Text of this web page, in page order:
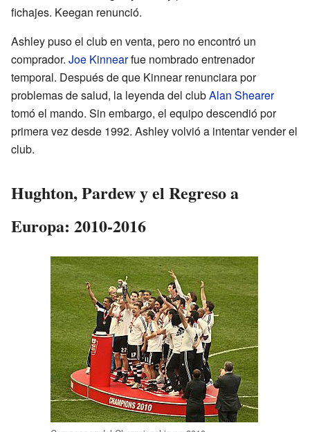
fichajes. Keegan renunció.
Ashley puso el club en venta, pero no encontró un
comprador. Joe Kinnearfue nombrado entrenador
temporal. Después de que Kinnear renunciara por
problemas de salud, la leyenda del clubAlan Shearer
tomó el mando. Sin embargo, el equipo descendió por
primera vez desde 1992. Ashley volvió a intentar vender el
club.
Hughton, Pardew y el Regreso a
Europa: 2010-2016